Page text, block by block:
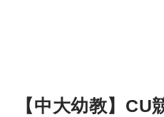
【中大幼教】CU